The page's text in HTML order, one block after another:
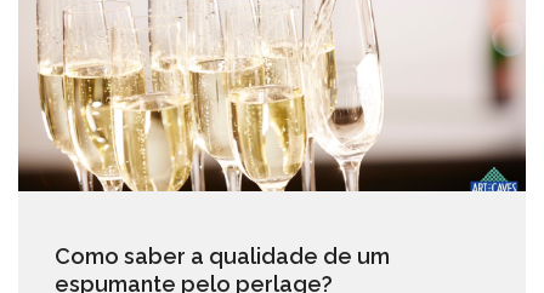
Como saber a qualidade de um
espumante pelo perlage?